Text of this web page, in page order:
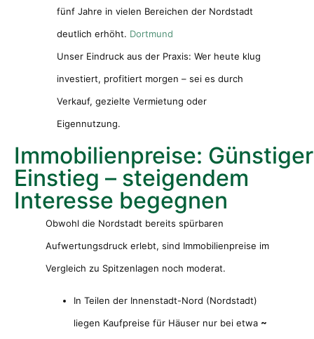
fünf Jahre in vielen Bereichen der Nordstadt
deutlich erhöht. Dortmund
Unser Eindruck aus der Praxis: Wer heute klug
investiert, profitiert morgen – sei es durch
Verkauf, gezielte Vermietung oder
Eigennutzung.
Immobilienpreise: Günstiger
Einstieg – steigendem
Interesse begegnen
Obwohl die Nordstadt bereits spürbaren
Aufwertungsdruck erlebt, sind Immobilienpreise im
Vergleich zu Spitzenlagen noch moderat.
In Teilen der Innenstadt-Nord (Nordstadt)
liegen Kaufpreise für Häuser nur bei etwa ~